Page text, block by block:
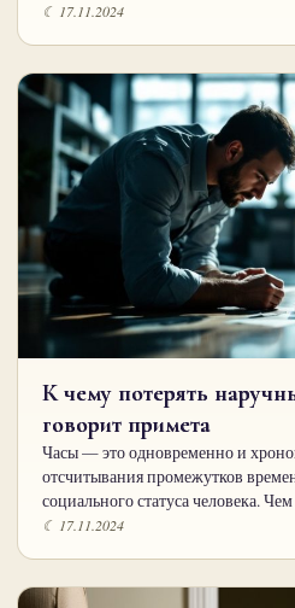
☾ 17.11.2024
К чему потерять
говорит примета
Часы — это одновременно и
отсчитывания промежутков
социального статуса человека.
☾ 17.11.2024